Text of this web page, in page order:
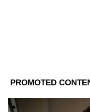
তবে একটা বিষয়
করছেন আরও
গান্ধী। তিনি হয়ত